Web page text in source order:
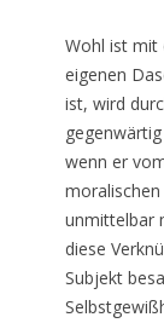
Wohl ist mit
eigenen
ist, wird
wenn er
moralischen
unmittelbar
diese
Subjekt